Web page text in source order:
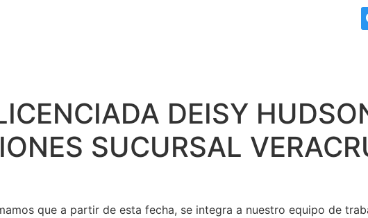
DEISY
SUCURSAL
que a partir de esta fecha, se integra a nuestro equipo de